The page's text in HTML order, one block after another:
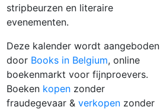
stripbeurzen en literaire
evenementen.
Deze kalender wordt aangeboden
door Books in Belgium, online
boekenmarkt voor fijnproevers.
Boeken kopen zonder
fraudegevaar & verkopen zonder